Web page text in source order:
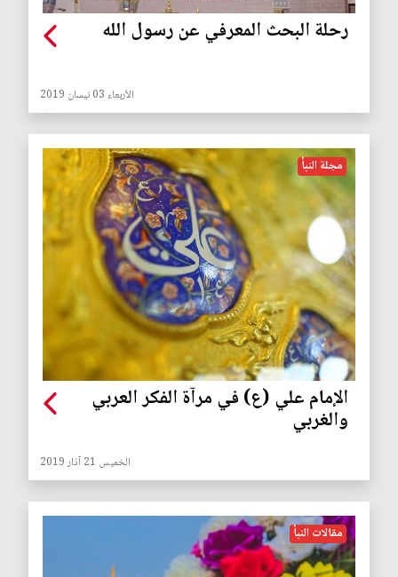
رحلة البحث المعرفي عن رسول الله
الأربعاء 03 نيسان 2019
مجلة النبأ
الإمام علي (ع) في مرآة الفكر العربي
والغربي
الخميس 21 آذار 2019
مقالات النبأ